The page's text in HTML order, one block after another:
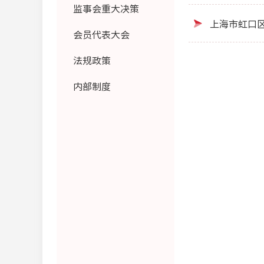
监事会重大决策
会员代表大会
法规政策
内部制度
上海市虹口